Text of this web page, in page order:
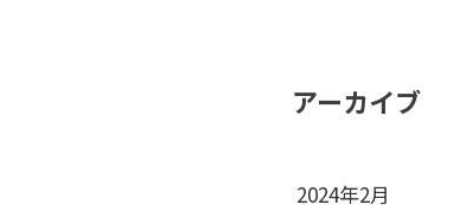
アーカイブ
2024年2月